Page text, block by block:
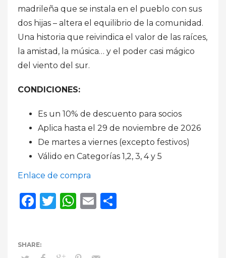
madrileña que se instala en el pueblo con sus
dos hijas – altera el equilibrio de la comunidad.
Una historia que reivindica el valor de las raíces,
la amistad, la música… y el poder casi mágico
del viento del sur.
CONDICIONES:
Es un 10% de descuento para socios
Aplica hasta el 29 de noviembre de 2026
De martes a viernes (excepto festivos)
Válido en Categorías 1,2, 3, 4 y 5
Enlace de compra
Facebook
Twitter
WhatsApp
Email